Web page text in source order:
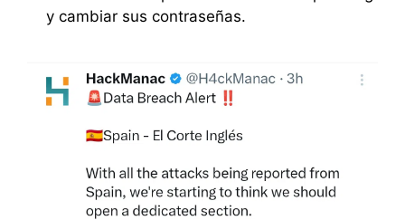
y cambiar sus contraseñas.